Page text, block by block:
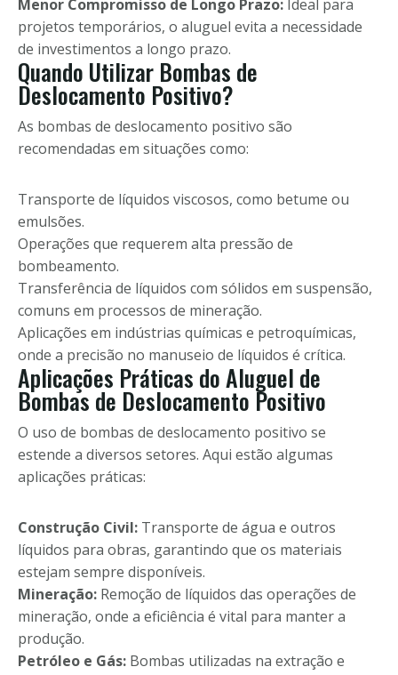
Menor Compromisso de Longo Prazo: Ideal para
projetos temporários, o aluguel evita a necessidade
de investimentos a longo prazo.
Quando Utilizar Bombas de
Deslocamento Positivo?
As bombas de deslocamento positivo são
recomendadas em situações como:
Transporte de líquidos viscosos, como betume ou
emulsões.
Operações que requerem alta pressão de
bombeamento.
Transferência de líquidos com sólidos em suspensão,
comuns em processos de mineração.
Aplicações em indústrias químicas e petroquímicas,
onde a precisão no manuseio de líquidos é crítica.
Aplicações Práticas do Aluguel de
Bombas de Deslocamento Positivo
O uso de bombas de deslocamento positivo se
estende a diversos setores. Aqui estão algumas
aplicações práticas:
Construção Civil: Transporte de água e outros
líquidos para obras, garantindo que os materiais
estejam sempre disponíveis.
Mineração: Remoção de líquidos das operações de
mineração, onde a eficiência é vital para manter a
produção.
Petróleo e Gás: Bombas utilizadas na extração e